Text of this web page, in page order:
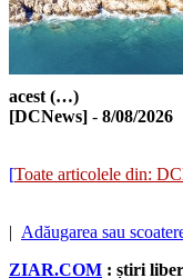
acest (…)
[DCNews] - 8/08/2026
[Toate articolele din:
| Adăugarea sau
ZIAR.COM : știri